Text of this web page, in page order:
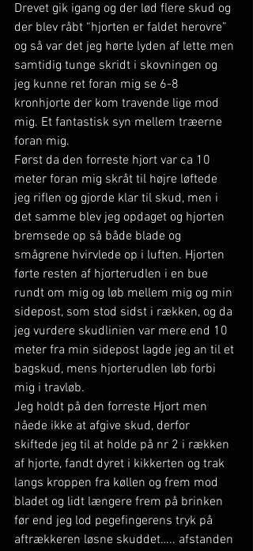
Drevet gik igang og der lød flere skud og
der blev råbt “hjorten er faldet herovre”
og så var det jeg hørte lyden af lette men
samtidig tunge skridt i skovningen og
jeg kunne ret foran mig se 6-8
kronhjorte der kom travende lige mod
mig. Et fantastisk syn mellem træerne
foran mig.
Først da den forreste hjort var ca 10
meter foran mig skråt til højre løftede
jeg riflen og gjorde klar til skud, men i
det samme blev jeg opdaget og hjorten
bremsede op så både blade og
smågrene hvirvlede op i luften. Hjorten
førte resten af hjorterudlen i en bue
rundt om mig og løb mellem mig og min
sidepost, som stod sidst i rækken, og da
jeg vurdere skudlinien var mere end 10
meter fra min sidepost lagde jeg an til et
bagskud, mens hjorterudlen løb forbi
mig i travløb.
Jeg holdt på den forreste Hjort men
nåede ikke at afgive skud, derfor
skiftede jeg til at holde på nr 2 i rækken
af hjorte, fandt dyret i kikkerten og trak
langs kroppen fra køllen og frem mod
bladet og lidt længere frem på brinken
før end jeg lod pegefingerens tryk på
aftrækkeren løsne skuddet….. afstanden